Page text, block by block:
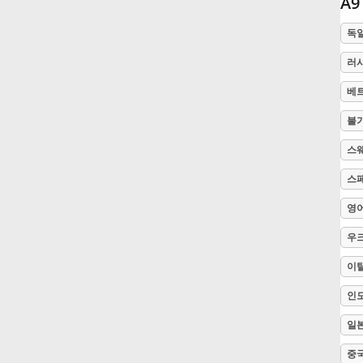
독
러
베
불
스
스
영
우
이
인
일
중